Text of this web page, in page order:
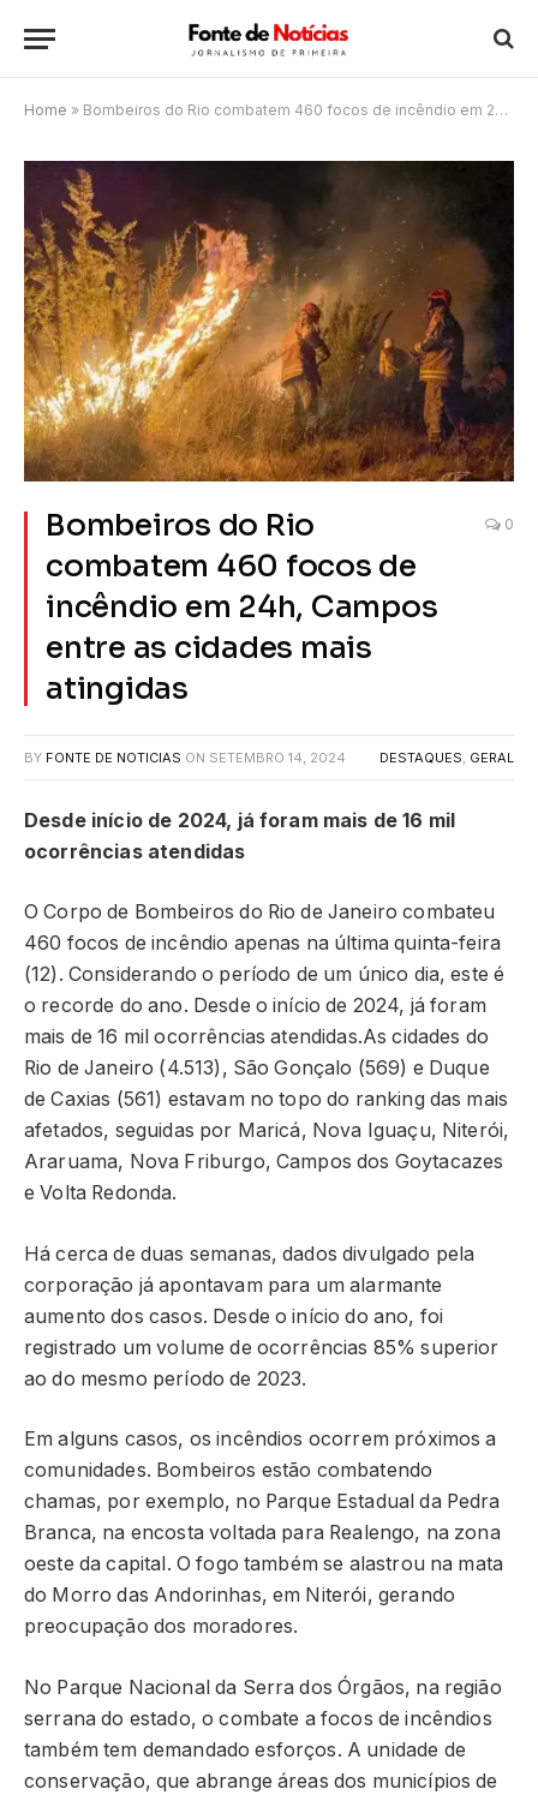
Home » Bombeiros do Rio combatem 460 focos de incêndio em 24h, Campos entre as cidades mais atingidas
Bombeiros do Rio
combatem 460 focos de
incêndio em 24h, Campos
entre as cidades mais
atingidas
0
BY FONTE DE NOTICIAS ON SETEMBRO 14, 2024 DESTAQUES GERAL
Desde início de 2024, já foram mais de 16 mil
ocorrências atendidas
O Corpo de Bombeiros do Rio de Janeiro combateu
460 focos de incêndio apenas na última quinta-feira
(12). Considerando o período de um único dia, este é
o recorde do ano. Desde o início de 2024, já foram
mais de 16 mil ocorrências atendidas.As cidades do
Rio de Janeiro (4.513), São Gonçalo (569) e Duque
de Caxias (561) estavam no topo do ranking das mais
afetados, seguidas por Maricá, Nova Iguaçu, Niterói,
Araruama, Nova Friburgo, Campos dos Goytacazes
e Volta Redonda.
Há cerca de duas semanas, dados divulgado pela
corporação já apontavam para um alarmante
aumento dos casos. Desde o início do ano, foi
registrado um volume de ocorrências 85% superior
ao do mesmo período de 2023.
Em alguns casos, os incêndios ocorrem próximos a
comunidades. Bombeiros estão combatendo
chamas, por exemplo, no Parque Estadual da Pedra
Branca, na encosta voltada para Realengo, na zona
oeste da capital. O fogo também se alastrou na mata
do Morro das Andorinhas, em Niterói, gerando
preocupação dos moradores.
No Parque Nacional da Serra dos Órgãos, na região
serrana do estado, o combate a focos de incêndios
também tem demandado esforços. A unidade de
conservação, que abrange áreas dos municípios de